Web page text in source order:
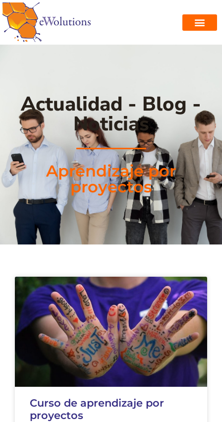
Actualidad - Blog -
Noticias
Aprendizaje por
proyectos
Curso de aprendizaje por
proyectos